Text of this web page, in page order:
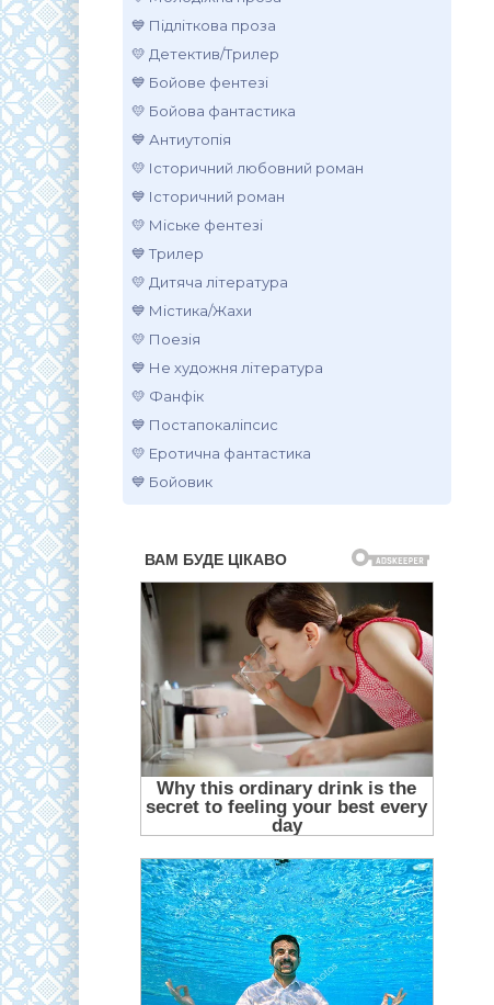
💙 Підліткова проза
💛 Детектив/Трилер
💙 Бойове фентезі
💛 Бойова фантастика
💙 Антиутопія
💛 Історичний любовний роман
💙 Історичний роман
💛 Міське фентезі
💙 Трилер
💛 Дитяча література
💙 Містика/Жахи
💛 Поезія
💙 Не художня література
💛 Фанфік
💙 Постапокаліпсис
💛 Еротична фантастика
💙 Бойовик